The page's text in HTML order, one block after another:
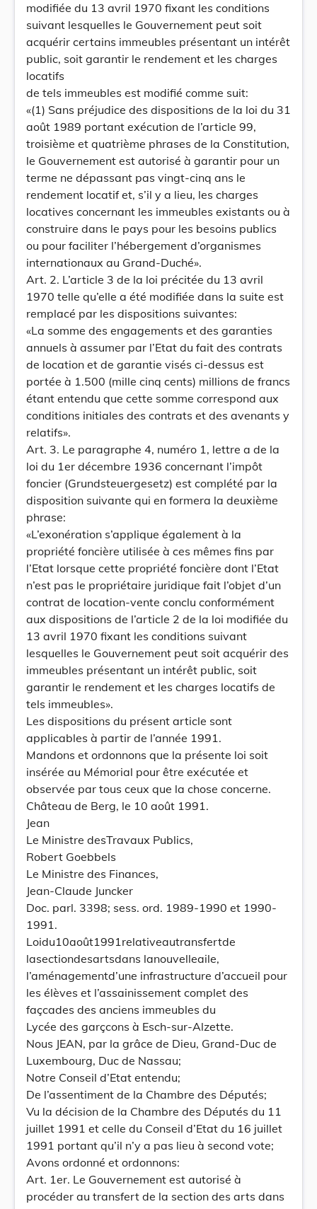
modifiée du 13 avril 1970 fixant les conditions
suivant lesquelles le Gouvernement peut soit
acquérir certains immeubles présentant un intérêt
public, soit garantir le rendement et les charges
locatifs
de tels immeubles est modifié comme suit:
«(1) Sans préjudice des dispositions de la loi du 31
août 1989 portant exécution de l’article 99,
troisième et quatrième phrases de la Constitution,
le Gouvernement est autorisé à garantir pour un
terme ne dépassant pas vingt-cinq ans le
rendement locatif et, s’il y a lieu, les charges
locatives concernant les immeubles existants ou à
construire dans le pays pour les besoins publics
ou pour faciliter l’hébergement d’organismes
internationaux au Grand-Duché».
Art. 2. L’article 3 de la loi précitée du 13 avril
1970 telle qu’elle a été modifiée dans la suite est
remplacé par les dispositions suivantes:
«La somme des engagements et des garanties
annuels à assumer par l’Etat du fait des contrats
de location et de garantie visés ci-dessus est
portée à 1.500 (mille cinq cents) millions de francs
étant entendu que cette somme correspond aux
conditions initiales des contrats et des avenants y
relatifs».
Art. 3. Le paragraphe 4, numéro 1, lettre a de la
loi du 1er décembre 1936 concernant l’impôt
foncier (Grundsteuergesetz) est complété par la
disposition suivante qui en formera la deuxième
phrase:
«L’exonération s’applique également à la
propriété foncière utilisée à ces mêmes fins par
l’Etat lorsque cette propriété foncière dont l’Etat
n’est pas le propriétaire juridique fait l’objet d’un
contrat de location-vente conclu conformément
aux dispositions de l’article 2 de la loi modifiée du
13 avril 1970 fixant les conditions suivant
lesquelles le Gouvernement peut soit acquérir des
immeubles présentant un intérêt public, soit
garantir le rendement et les charges locatifs de
tels immeubles».
Les dispositions du présent article sont
applicables à partir de l’année 1991.
Mandons et ordonnons que la présente loi soit
insérée au Mémorial pour être exécutée et
observée par tous ceux que la chose concerne.
Château de Berg, le 10 août 1991.
Jean
Le Ministre desTravaux Publics,
Robert Goebbels
Le Ministre des Finances,
Jean-Claude Juncker
Doc. parl. 3398; sess. ord. 1989-1990 et 1990-
1991.
Loidu10août1991relativeautransfertde
lasectiondesartsdans lanouvelleaile,
l’aménagementd’une infrastructure d’accueil pour
les élèves et l’assainissement complet des
façcades des anciens immeubles du
Lycée des garçcons à Esch-sur-Alzette.
Nous JEAN, par la grâce de Dieu, Grand-Duc de
Luxembourg, Duc de Nassau;
Notre Conseil d’Etat entendu;
De l’assentiment de la Chambre des Députés;
Vu la décision de la Chambre des Députés du 11
juillet 1991 et celle du Conseil d’Etat du 16 juillet
1991 portant qu’il n’y a pas lieu à second vote;
Avons ordonné et ordonnons:
Art. 1er. Le Gouvernement est autorisé à
procéder au transfert de la section des arts dans